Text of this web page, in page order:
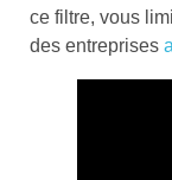
ce filtre, vous
des entreprises